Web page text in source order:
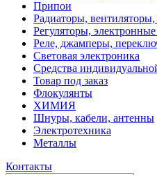
Припои
Радиаторы,
Регуляторы,
Реле, джамперы,
Световая электроника
Средства
Товар под заказ
Флокулянты
ХИМИЯ
Шнуры, кабели, антенны
Электротехника
Металлы
Контакты